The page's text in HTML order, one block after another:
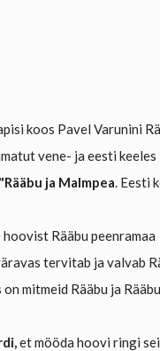
koos Pavel Varunini
vene- ja eesti keeles
"Rääbu ja Malmpea. Eesti
Rääbu peenramaa
tervitab ja valvab
mitmeid Rääbu ja Rääbu
et mööda hoovi ringi